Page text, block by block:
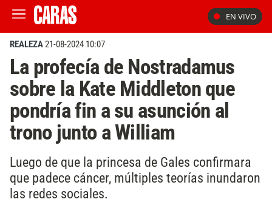
EN VIVO
REALEZA21-08-2024 10:07
La profecía de Nostradamus
sobre la Kate Middleton que
pondría fin a su asunción al
trono junto a William
Luego de que la princesa de Gales confirmara
que padece cáncer, múltiples teorías inundaron
las redes sociales.